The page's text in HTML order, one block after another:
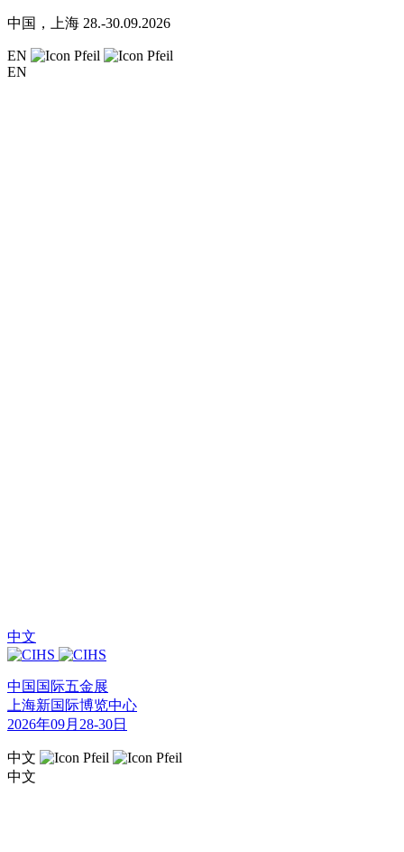
中国，上海 28.-30.09.2026
EN
EN
中文
中国国际五金展
上海新国际博览中心
2026年09月28-30日
中文
中文